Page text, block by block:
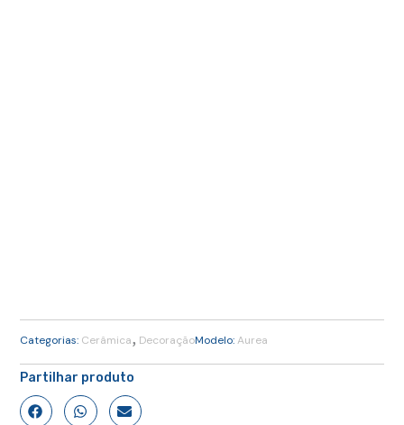
Categorias: Cerâmica, DecoraçãoModelo:Aurea
Partilhar produto